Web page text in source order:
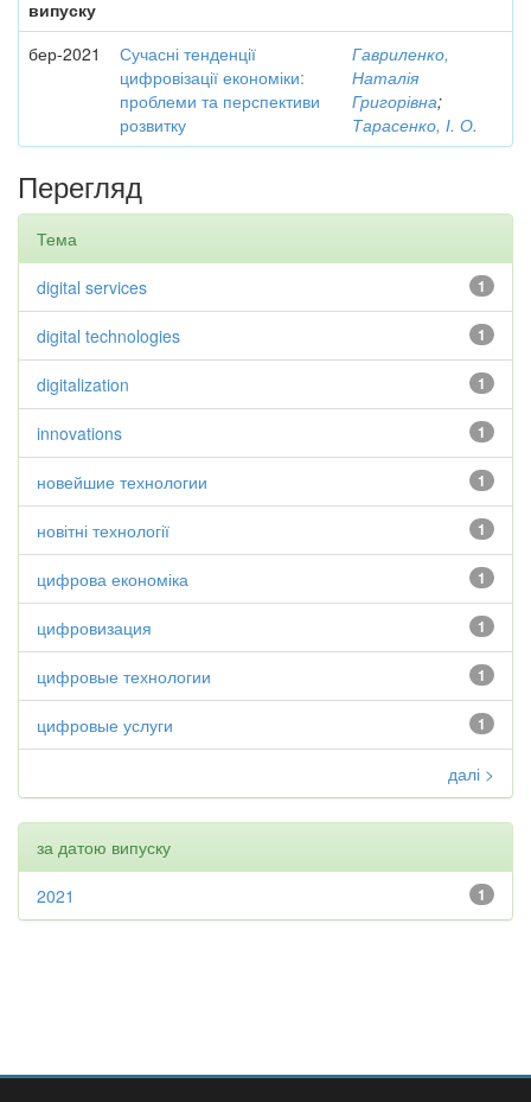
випуску
бер-2021
Сучасні тенденції
цифровізації економіки:
проблеми та перспективи
розвитку
Гавриленко,
Наталія
Григорівна;
Тарасенко, І. О.
Перегляд
Тема
1
digital services
1
digital technologies
1
digitalization
1
innovations
1
новейшие технологии
1
новітні технології
1
цифрова економіка
1
цифровизация
1
цифровые технологии
1
цифровые услуги
далі >
за датою випуску
1
2021